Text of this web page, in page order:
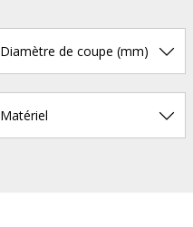
Diamètre de coupe (mm)
Matériel